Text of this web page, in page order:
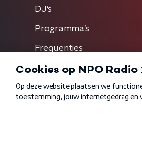
DJ’s
Programma's
Frequenties
Algemene voorwaarden